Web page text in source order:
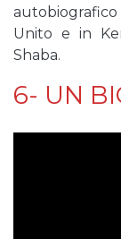
Unito e in
Shaba.
6- UN